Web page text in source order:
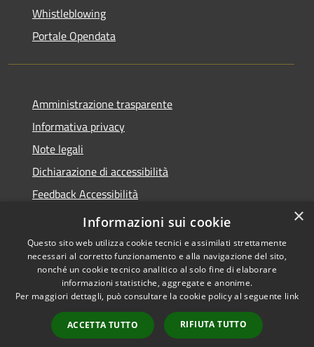
Whistleblowing
Portale Opendata
Amministrazione trasparente
Informativa privacy
Note legali
Dichiarazione di accessibilità
Feedback Accessibilità
Fatturare al comune
Accessibilità
Le foto nelle pagine sono
concesse dagli autori
presenti supixabay.com
efreepik.com
×
Informazioni sui cookie
Questo sito web utilizza cookie tecnici e assimilati strettamente
necessari al corretto funzionamento e alla navigazione del sito,
nonché un cookie tecnico analitico al solo fine di elaborare
informazioni statistiche, aggregate e anonime.
Per maggiori dettagli, può consultare la cookie policy al seguente link
ACCETTA TUTTO RIFIUTA TUTTO